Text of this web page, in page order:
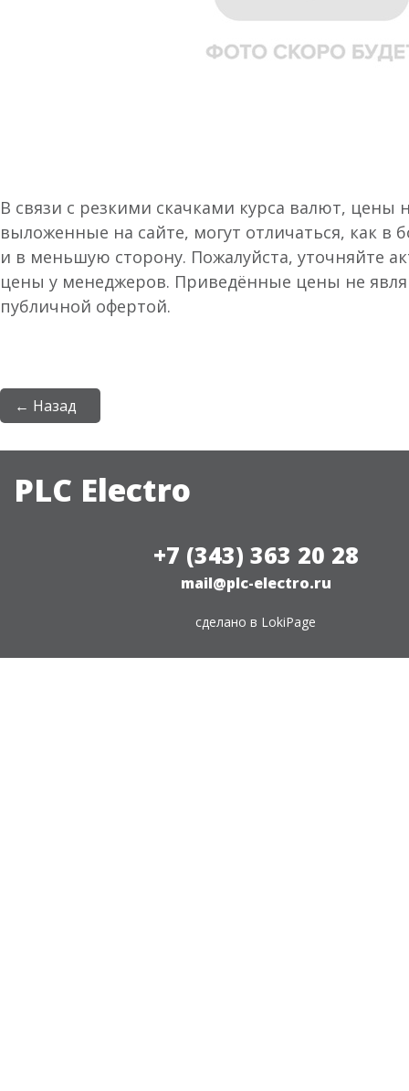
В связи с резкими скачками курса валют, цены
выложенные на сайте, могут отличаться, как в
и в меньшую сторону. Пожалуйста, уточняйте
цены у менеджеров. Приведённые цены не
публичной офертой.
← Назад
PLC Electro
+7 (343) 363 20 28
mail@plc-electro.ru
сделано в LokiPage